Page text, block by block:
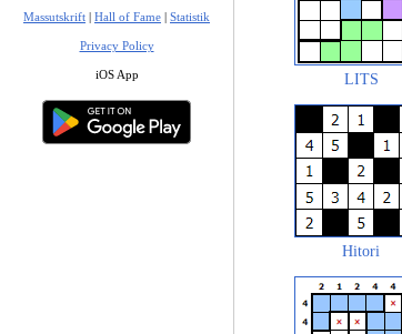
Massutskrift | Hall of Fame | Statistik
Privacy Policy
iOS App LITS
Hitori